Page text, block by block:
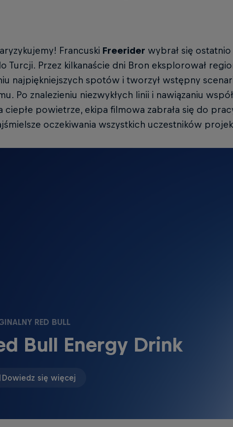
Francuski Freerider wybrał się
Turcji. Przez kilkanaście dni Bron eksplorował
najpiękniejszych spotów i tworzył wstępny
Po znalezieniu niezwykłych linii i nawiązaniu
ciepłe powietrze, ekipa filmowa zabrała się do
oczekiwania wszystkich uczestników
RED BULL
Bull Energy Drink
Dowiedz się więcej